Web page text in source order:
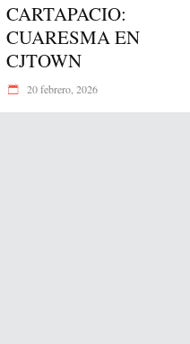
CARTAPACIO:
CUARESMA EN
CJTOWN
20 febrero, 2026